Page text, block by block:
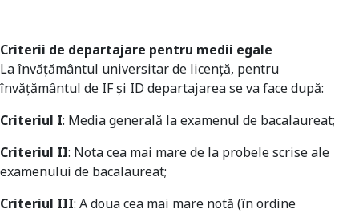
Criterii de departajare pentru medii egale
La învăţământul universitar de licenţă, pentru
învăţământul de IF şi ID departajarea se va face după:
Criteriul I: Media generală la examenul de bacalaureat;
Criteriul II: Nota cea mai mare de la probele scrise ale
examenului de bacalaureat;
Criteriul III: A doua cea mai mare notă (în ordine